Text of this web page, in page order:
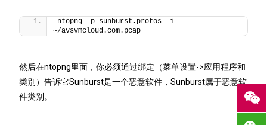
ntopng -p sunburst.protos -i
~/avsvmcloud.com.pcap
然后在ntopng里面，你必须通过绑定（菜单设置->应用程序和
类别）告诉它Sunburst是一个恶意软件，Sunburst属于恶意软
件类别。